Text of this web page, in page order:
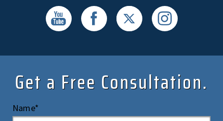
Get a Free Consultation.
Name*